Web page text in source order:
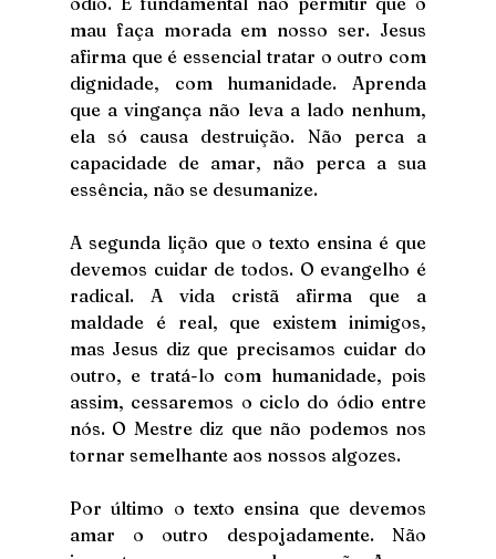
mau faça morada em nosso ser. Jesus
afirma que é essencial tratar o outro com
dignidade, com humanidade. Aprenda
que a vingança não leva a lado nenhum,
ela só causa destruição. Não perca a
capacidade de amar, não perca a sua
essência, não se desumanize.
A segunda lição que o texto ensina é que
devemos cuidar de todos. O evangelho é
radical. A vida cristã afirma que a
maldade é real, que existem inimigos,
mas Jesus diz que precisamos cuidar do
outro, e tratá-lo com humanidade, pois
assim, cessaremos o ciclo do ódio entre
nós. O Mestre diz que não podemos nos
tornar semelhante aos nossos algozes.
Por último o texto ensina que devemos
amar o outro despojadamente. Não